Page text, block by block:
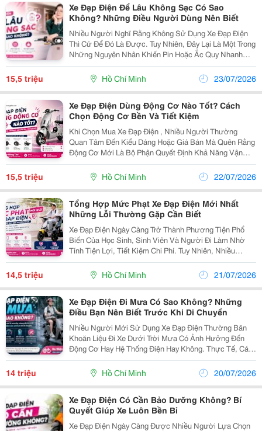
Xe Đạp Điện Để Lâu Không Sạc Có Sao
Không? Những Điều Người Dùng Nên Biết
Nhiều Người Nghĩ Rằng Không Sử Dụng Xe Đạp Điện
Thì Cứ Để Đó Là Được. Tuy Nhiên, Đây Lại Là Một Trong
Những Nguyên Nhân Khiến Pin Hoặc Ắc Quy Nhanh
Xuống Cấp. Nếu Bạn Đang Thắc Mắc Xe Đạp Điện Để
Lâu Không Sạc Có Ảnh Hưởng Gì Không Thì Câu Trả
Lời Là...
15,5 triệu Hồ Chí Minh 23/07/2026
Xe Đạp Điện Dùng Động Cơ Nào Tốt? Cách
Chọn Động Cơ Bền Và Tiết Kiệm
Khi Chọn Mua Xe Đạp Điện , Nhiều Người Thường
Quan Tâm Đến Kiểu Dáng Hoặc Giá Bán Mà Quên Rằng
Động Cơ Mới Là Bộ Phận Quyết Định Khả Năng Vận
Hành Của Xe. Một Chiếc Xe Sở Hữu Động Cơ Chất
Lượng Sẽ Giúp Di Chuyển Mạnh Mẽ, Tiết Kiệm Điện Và
Có Tuổi Thọ...
15,5 triệu Hồ Chí Minh 22/07/2026
Tổng Hợp Mức Phạt Xe Đạp Điện Mới Nhất
Những Lỗi Thường Gặp Cần Biết
Xe Đạp Điện Ngày Càng Trở Thành Phương Tiện Phổ
Biến Của Học Sinh, Sinh Viên Và Người Đi Làm Nhờ
Tính Tiện Lợi, Tiết Kiệm Chi Phí. Tuy Nhiên, Nhiều
Người Vẫn Nghĩ Rằng Xe Đạp Điện Sẽ Không Bị Xử
Phạt Khi Vi Phạm Giao Thông. Thực Tế, Người Điều
Khiển...
14,5 triệu Hồ Chí Minh 21/07/2026
Xe Đạp Điện Đi Mưa Có Sao Không? Những
Điều Bạn Nên Biết Trước Khi Di Chuyển
Nhiều Người Mới Sử Dụng Xe Đạp Điện Thường Băn
Khoăn Liệu Đi Xe Dưới Trời Mưa Có Ảnh Hưởng Đến
Động Cơ Hay Hệ Thống Điện Hay Không. Thực Tế, Các
Mẫu Xe Đạp Điện Chính Hãng Hiện Nay Đều Được Thiết
Kế Với Khả Năng Chống Nước Ở Mức Cơ Bản, Đủ Để
14 triệu Hồ Chí Minh 20/07/2026
Xe Đạp Điện Có Cần Bảo Dưỡng Không? Bí
Quyết Giúp Xe Luôn Bền Bỉ
Xe Đạp Điện Ngày Càng Được Nhiều Người Lựa Chọn